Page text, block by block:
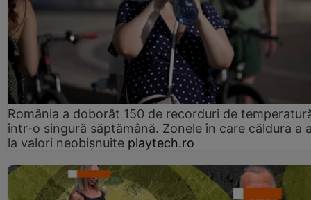
România a doborât 150 de recorduri de
într-o singură săptămână. Zonele în care căldura a
la valori neobișnuite playtech.ro